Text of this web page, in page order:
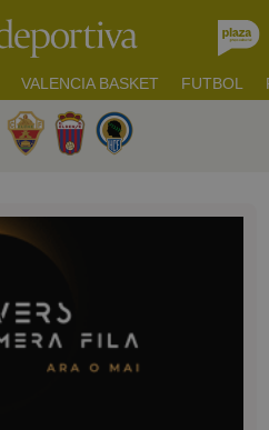
VALENCIA BASKET FUTBOL